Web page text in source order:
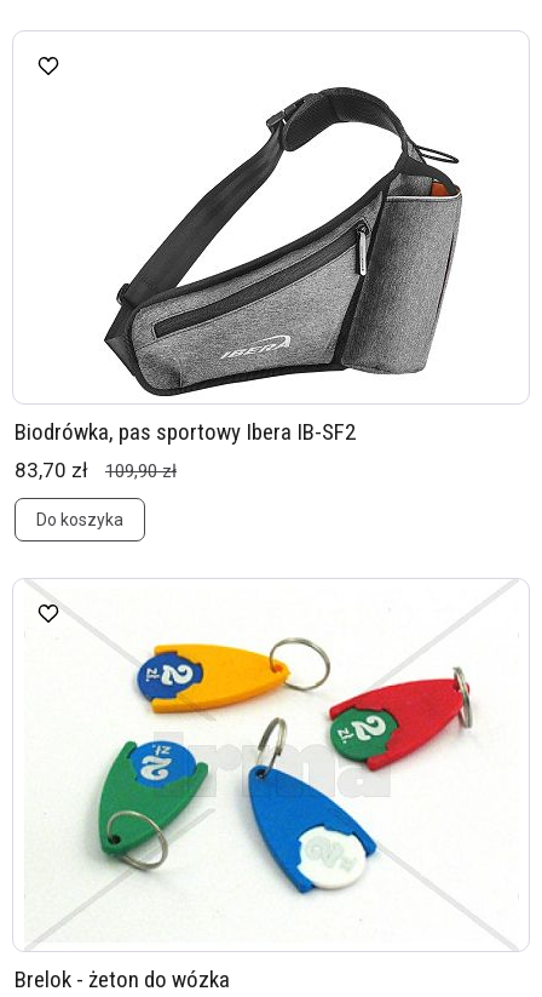
Biodrówka, pas sportowy Ibera IB-SF2
83,70 zł 109,90 zł
Do koszyka
Brelok - żeton do wózka